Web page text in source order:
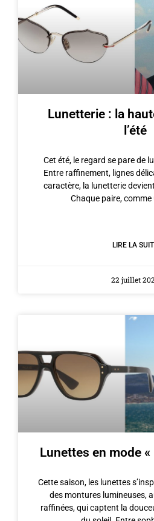
Lunetterie : la
l’été
Cet été, le regard se pare de
Entre raffinement, lignes
caractère, la lunetterie
Chaque paire,
LIRE LA
22 juillet
Lunettes en mode
Cette saison, les lunettes
des montures lumineuses,
raffinées, qui captent la